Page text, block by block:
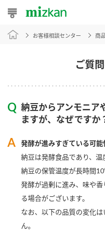
おうちレシピ
レシピ特集
レシピカテゴリ一覧
商品カテゴリ
新商品一覧
ご質
お客様相談センター 商
納豆からアンモニア
ますが、なぜですか
発酵が進みすぎている可能
納豆は発酵食品であり、温
納豆の保管温度が長時間
発酵が過剰に進み、味や
る場合がございます。
なお、以下の品質の変化
ん。